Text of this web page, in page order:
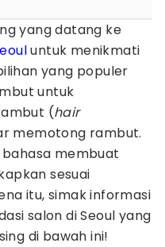
yang datang ke
untuk menikmati
yang populer
untuk
(hair
memotong rambut.
membuat
sesuai
itu, simak informasi
salon di Seoul yang
di bawah ini!